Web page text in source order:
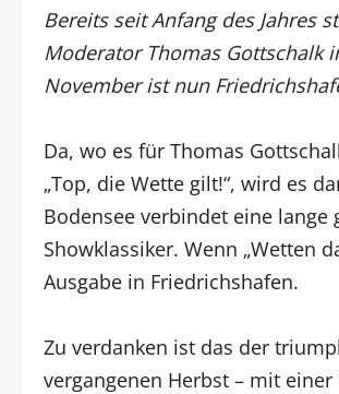
Bereits seit Anfang des Jahres
Moderator Thomas Gottschalk
November ist nun
Da, wo es für Thomas
„Top, die Wette gilt!“, wird es
Bodensee verbindet eine
Showklassiker. Wenn „Wetten
Ausgabe in Friedrichshafen.
Zu verdanken ist das der
vergangenen Herbst – mit